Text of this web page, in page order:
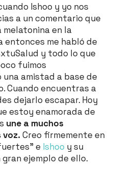
Ishoo y yo nos
a un comentario que
melatonina en la
entonces me habló de
y todo lo que
fuimos
amistad a base de
Cuando encuentras a
dejarlo escapar. Hoy
estoy enamorada de
une a muchos
voz. Creo firmemente en
e Ishoo y su
gran ejemplo de ello.